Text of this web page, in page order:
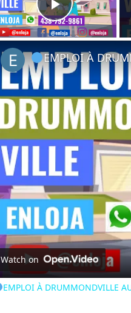
Play
EMPLOI À
Watch on
EMPLOI À DRUMMONDVILLE